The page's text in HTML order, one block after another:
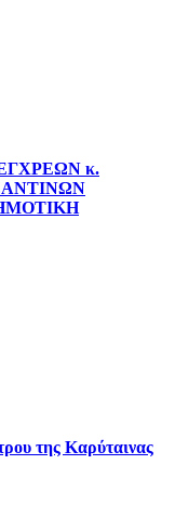
κ.
της Καρύταινας